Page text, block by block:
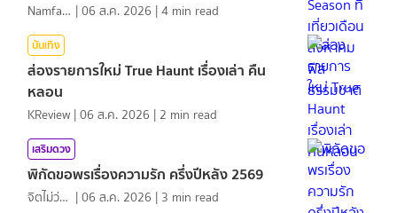
NamfahPhupha |06 ส.ค. 2026 |4 min read
บันเทิง
ส่องรายการใหม่ True Haunt เรื่องเล่า คืน
หลอน
KReview |06 ส.ค. 2026 | 2 min read
เสริมดวง
พิกัดขอพรเรื่องความรัก ครึ่งปีหลัง 2569
จิตไม่ว่าง |06 ส.ค. 2026 | 3 min read